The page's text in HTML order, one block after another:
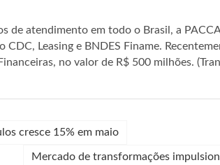
de atendimento em todo o Brasil, a
Leasing e BNDES Finame.
no valor de R$ 500 milhões.
cresce 15% em maio
Mercado de transformações